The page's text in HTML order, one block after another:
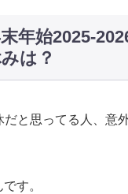
年始2025-
は？
と思ってる人、意
す。